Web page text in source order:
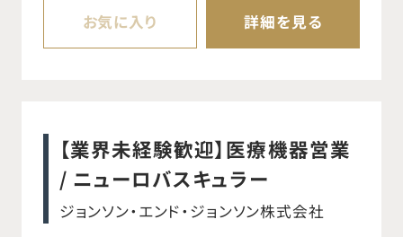
ございます。 ※病院への訪問も有りますが、
WEBでの説明や対応もあるため、テレワー
のシステムの環境整備全般 ○ネットワーク
の開通、病院側のインフラの工事、セキュリ
ティ対策などの相談 ○海外本社とのデータ
連携 ○患者同意、必要に応じて倫理委員会
お気に入り 詳細を見る
【業界未経験歓迎】医療機器営業
/ ニューロバスキュラー
ジョンソン・エンド・ジョンソン株式会社